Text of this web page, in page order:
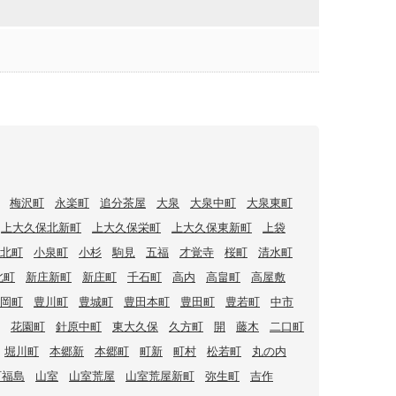
梅沢町 永楽町 追分茶屋 大泉 大泉中町
大泉東町
上大久保北新町
上大久保栄町 上大久保東新町
上袋
町
小泉町 小杉 駒見 五福 才覚寺 桜町
清水町
町
新庄新町 新庄町 千石町 高内 高畠町
高屋敷
町
豊川町 豊城町 豊田本町 豊田町 豊若町
中市
花園町
針原中町 東大久保 久方町 開 藤木
二口町
堀川町
本郷新 本郷町 町新 町村 松若町
丸の内
島
山室 山室荒屋 山室荒屋新町 弥生町 吉作